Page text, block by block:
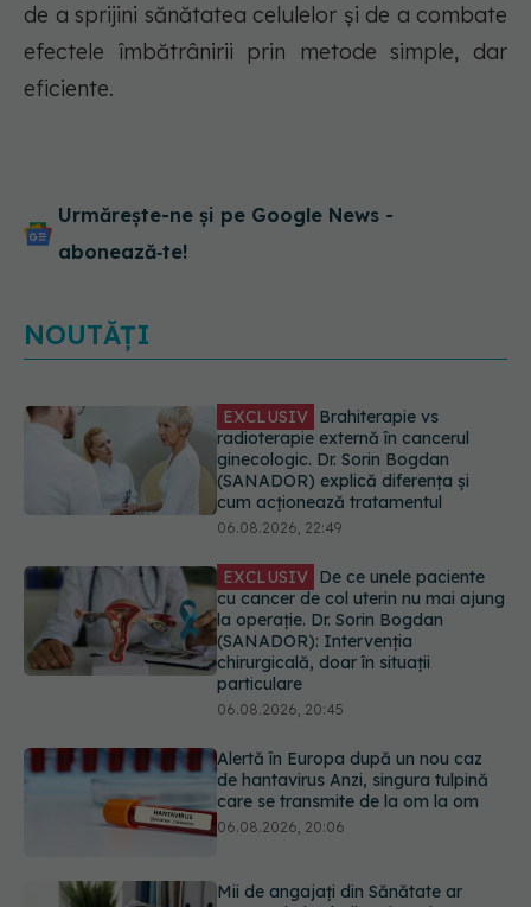
de a sprijini sănătatea celulelor și de a combate
efectele îmbătrânirii prin metode simple, dar
eficiente.
Urmărește-ne și pe Google News -
abonează‑te!
NOUTĂȚI
EXCLUSIV De ce unele paciente
cu cancer de col uterin nu mai ajung
la operație. Dr. Sorin Bogdan
(SANADOR): Intervenția
chirurgicală, doar în situații
particulare
Alertă în Europa după un nou caz
de hantavirus Anzi, singura tulpină
care se transmite de la om la om
06.08.2026, 20:06
putea primi salarii mai mari.
Sindicatele cer schimbarea legii
06.08.2026, 19:26
care pot fi tratate fără operație. Dr.